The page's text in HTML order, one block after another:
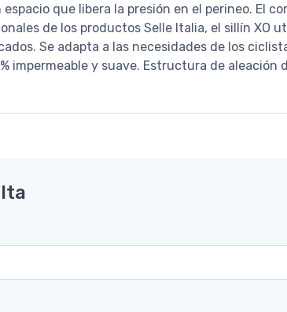
que libera la presión en el perineo. El
de los productos Selle Italia, el sillín XO
Se adapta a las necesidades de los
impermeable y suave. Estructura de aleación